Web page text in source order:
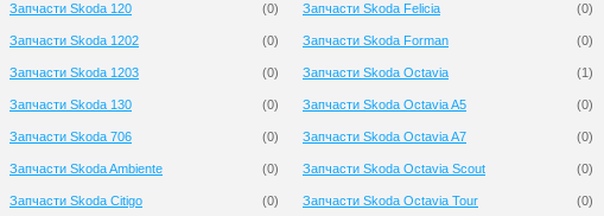
Запчасти Skoda 120 (0)
Запчасти Skoda 1202 (0)
Запчасти Skoda 1203 (0)
Запчасти Skoda 130 (0)
Запчасти Skoda 706 (0)
Запчасти Skoda Ambiente (0)
Запчасти Skoda Citigo (0)
Запчасти Skoda Felicia (0)
Запчасти Skoda Forman (0)
Запчасти Skoda Octavia (1)
Запчасти Skoda Octavia A5 (0)
Запчасти Skoda Octavia A7 (0)
Запчасти Skoda Octavia Scout (0)
Запчасти Skoda Octavia Tour (0)